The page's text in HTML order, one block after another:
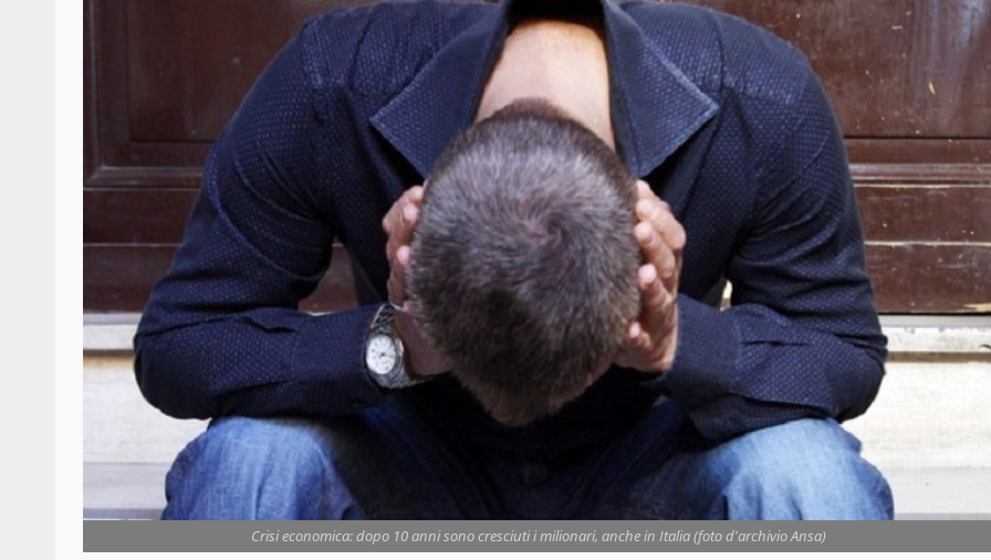
Crisi economica: dopo 10 anni sono cresciuti i milionari, anche in Italia (foto d'archivio Ansa)